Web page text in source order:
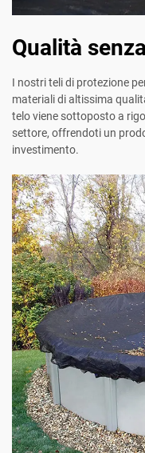
Qualità
I nostri teli di protezione
materiali di altissima
telo viene sottoposto a
settore, offrendoti un
investimento.